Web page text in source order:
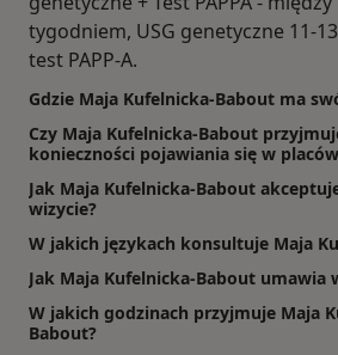
tygodniem, USG genetyczne 11-
test PAPP-A.
Gdzie Maja Kufelnicka-Babout ma
Czy Maja Kufelnicka-Babout
konieczności pojawiania się w
Jak Maja Kufelnicka-Babout
wizycie?
W jakich językach konsultuje Maja
Jak Maja Kufelnicka-Babout umawia
W jakich godzinach przyjmuje Maja
Babout?